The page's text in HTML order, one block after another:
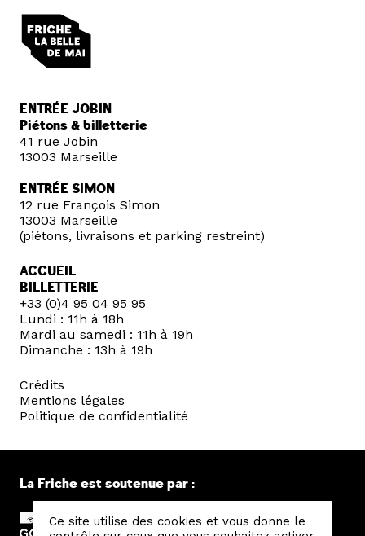
ENTRÉE JOBIN
Piétons & billetterie
41 rue Jobin
13003 Marseille
ENTRÉE SIMON
12 rue François Simon
13003 Marseille
(piétons, livraisons et parking restreint)
ACCUEIL
BILLETTERIE
+33 (0)4 95 04 95 95
Lundi : 11h à 18h
Mardi au samedi : 11h à 19h
Dimanche : 13h à 19h
Crédits
Mentions légales
Politique de confidentialité
La Friche est soutenue par :
Ce site utilise des cookies et vous donne le